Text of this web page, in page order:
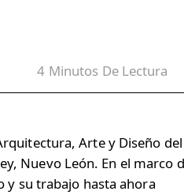
4 Minutos De Lectura
Arte y Diseño
Nuevo León. En el
y su trabajo hasta ahora